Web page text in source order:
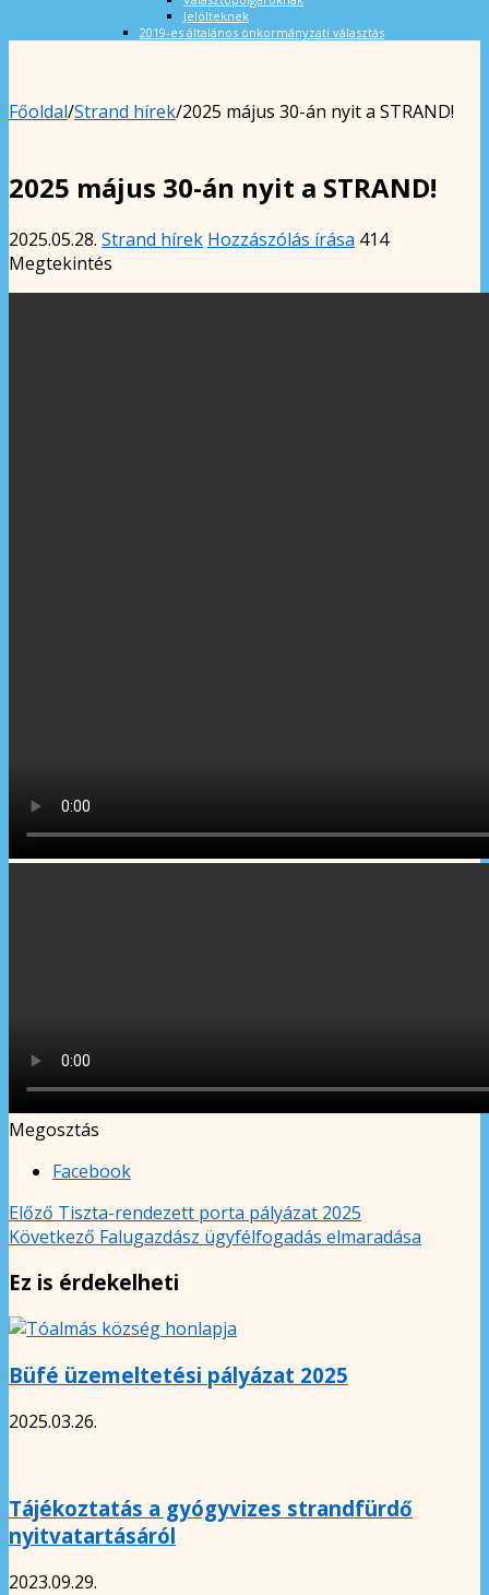
Jelölteknek
2019-es általános önkormányzati választás
Főoldal/Strand hírek/2025 május 30-án nyit a STRAND!
2025 május 30-án nyit a STRAND!
2025.05.28. Strand hírek Hozzászólás írása 414
Megtekintés
Megosztás
Facebook
Előző Tiszta-rendezett porta pályázat 2025
Következő Falugazdász ügyfélfogadás elmaradása
Ez is érdekelheti
Büfé üzemeltetési pályázat 2025
2025.03.26.
Tájékoztatás a gyógyvizes strandfürdő
nyitvatartásáról
2023.09.29.